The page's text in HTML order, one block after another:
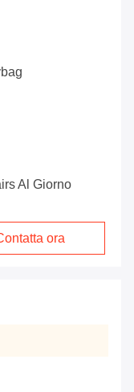
Al Giorno
ora